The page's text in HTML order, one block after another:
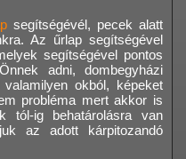
segítségévél, pecek alatt
Az űrlap segítségével
segítségével pontos
adni, dombegyházi
okból, képeket
probléma mert akkor is
tól-ig behatárolásra van
az adott kárpitozandó